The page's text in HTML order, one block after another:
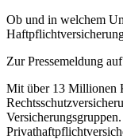
Ob und in welchem
Zur Pressemeldung
Mit über 13 Millionen